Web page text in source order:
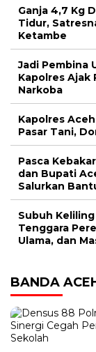
Ganja 4,7 Kg
Tidur,
Ketambe
Jadi Pembina
Kapolres Ajak
Narkoba
Kapolres
Pasar Tani,
Pasca
dan Bupati
Salurkan
Subuh
Tenggara
Ulama, dan
BANDA